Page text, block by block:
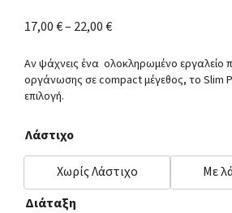
17,00€– 22,00€
Αν ψάχνεις ένα ολοκληρωμένο εργαλείο
οργάνωσης σε compact μέγεθος, το Slim
επιλογή.
Λάστιχο
Χωρίς Λάστιχο
Με
Διάταξη